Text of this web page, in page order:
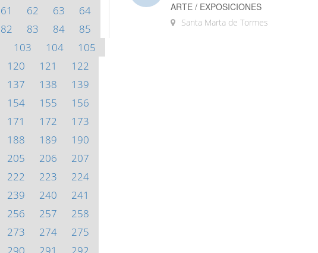
61 62 63
64
82 83 84
85
103 104
105
120 121
122
137 138
139
154 155
156
171 172
173
188 189
190
205 206
207
222 223
224
239 240
241
256 257
258
273 274
275
ARTE / EXPOSICIONES
Santa Marta de Tormes